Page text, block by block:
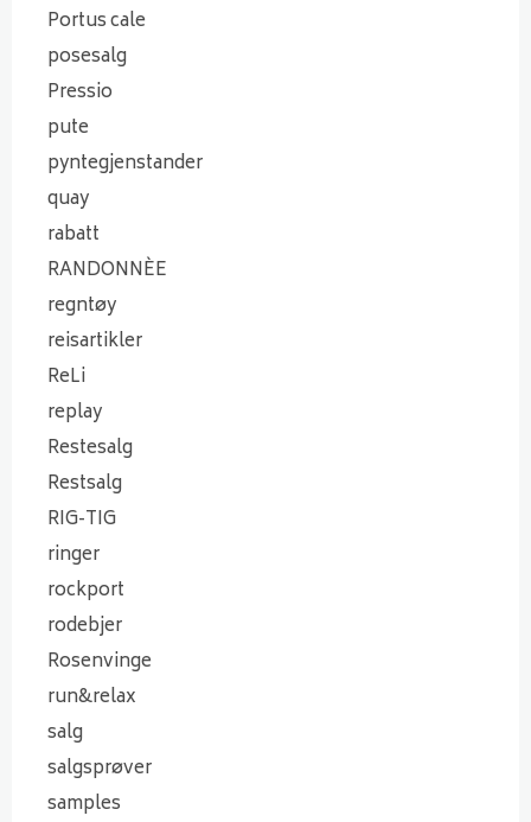
Portus cale
posesalg
Pressio
pute
pyntegjenstander
quay
rabatt
RANDONNÈE
regntøy
reisartikler
ReLi
replay
Restesalg
Restsalg
RIG-TIG
ringer
rockport
rodebjer
Rosenvinge
run&relax
salg
salgsprøver
samples